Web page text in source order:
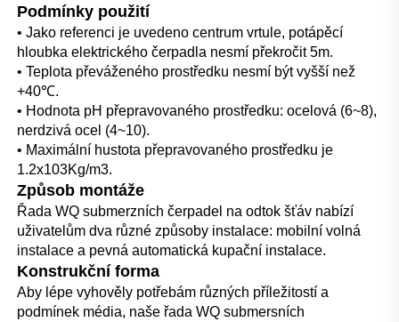
Podmínky použití
• Jako referenci je uvedeno centrum vrtule, potápěcí
hloubka elektrického čerpadla nesmí překročit 5m.
• Teplota převáženého prostředku nesmí být vyšší než
+40℃.
• Hodnota pH přepravovaného prostředku: ocelová (6~8),
nerdzivá ocel (4~10).
• Maximální hustota přepravovaného prostředku je
1.2x103Kg/m3.
Způsob montáže
Řada WQ submerzních čerpadel na odtok šťáv nabízí
uživatelům dva různé způsoby instalace: mobilní volná
instalace a pevná automatická kupační instalace.
Konstrukční forma
Aby lépe vyhověly potřebám různých příležitostí a
podmínek média, naše řada WQ submersních